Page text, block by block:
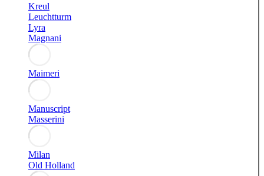
Kreul
Leuchtturm
Lyra
Magnani
Maimeri
Manuscript
Masserini
Milan
Old Holland